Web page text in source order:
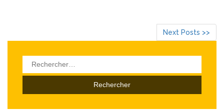
Next Posts >>
Rechercher :